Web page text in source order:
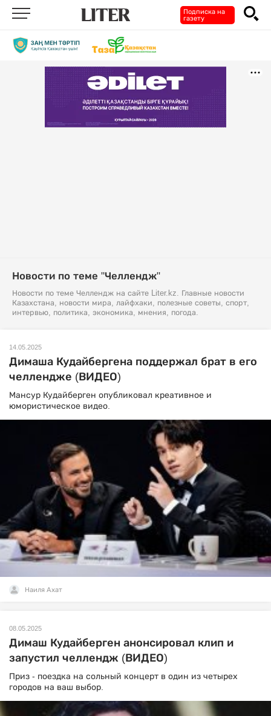
Подписка на
газету
Новости по теме "Челлендж"
Новости по теме Челлендж на сайте Liter.kz. Главные новости
Казахстана, новости мира, лайфхаки, полезные советы, спорт,
интервью, политика, экономика, мнения, погода.
14.05.2025
Димаша Кудайбергена поддержал брат в его
челлендже (ВИДЕО)
Мансур Кудайберген опубликовал креативное и
юмористическое видео.
Наиля Ахат
08.05.2025
Димаш Кудайберген анонсировал клип и
запустил челлендж (ВИДЕО)
Приз - поездка на сольный концерт в один из четырех
городов на ваш выбор.